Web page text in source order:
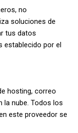
no
soluciones de
tus datos
establecido por el
hosting, correo
la nube. Todos los
este proveedor se